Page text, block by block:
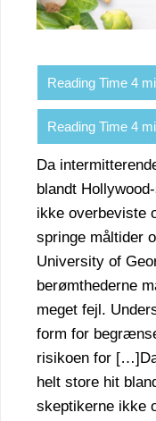
Da
blandt
ikke overbeviste
springe måltider
University of
berømthederne
meget fejl.
form for
risikoen for
helt store hit
skeptikerne ikke